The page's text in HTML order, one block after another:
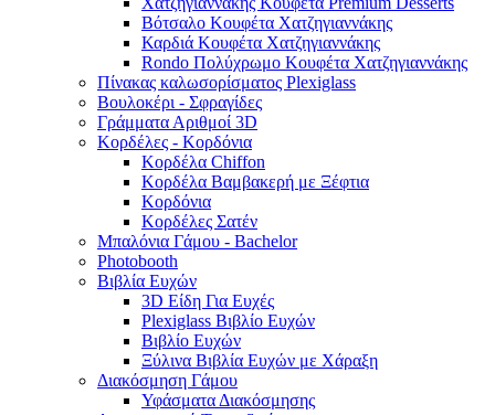
Βότσαλο Κουφέτα Χατζηγιαννάκης
Καρδιά Κουφέτα Χατζηγιαννάκης
Rondo Πολύχρωμο Κουφέτα Χατζηγιαννάκης
Πίνακας καλωσορίσματος Plexiglass
Βουλοκέρι - Σφραγίδες
Γράμματα Αριθμοί 3D
Κορδέλες - Κορδόνια
Κορδέλα Chiffon
Κορδέλα Βαμβακερή με Ξέφτια
Κορδόνια
Κορδέλες Σατέν
Μπαλόνια Γάμου - Bachelor
Photobooth
Βιβλία Ευχών
3D Είδη Για Ευχές
Plexiglass Βιβλίο Ευχών
Βιβλίο Ευχών
Ξύλινα Βιβλία Ευχών με Χάραξη
Διακόσμηση Γάμου
Υφάσματα Διακόσμησης